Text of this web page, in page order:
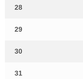
28
29
30
31